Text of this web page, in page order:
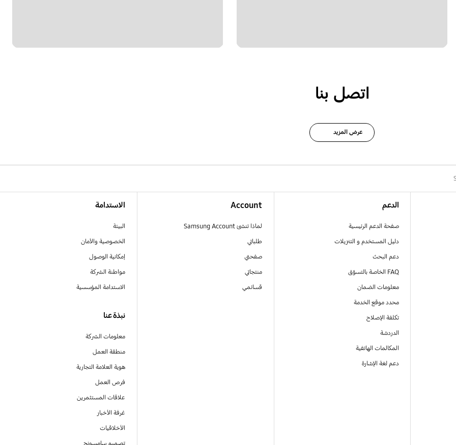
اتصل بنا
عرض المزيد
الدعم
صفحة الدعم الرئيسية
دليل المستخدم و التنزيلات
دعم البحث
FAQ الخاصة بالتسوّق
معلومات الضمان
محدد موقع الخدمة
تكلفة الإصلاح
الدردشة
المكالمات الهاتفية
دعم لغة الإشارة
Account
لماذا تنشئ Samsung Account
طلباتي
صفحتي
منتجاتي
قسائمي
الاستدامة
البيئة
الخصوصية والأمان
إمكانية الوصول
مواطنة الشركة
الاستدامة المؤسسية
نبذة عنا
معلومات الشركة
منطقة العمل
هوية العلامة التجارية
فرص العمل
علاقات المستثمرين
غرفة الأخبار
الأخلاقيات